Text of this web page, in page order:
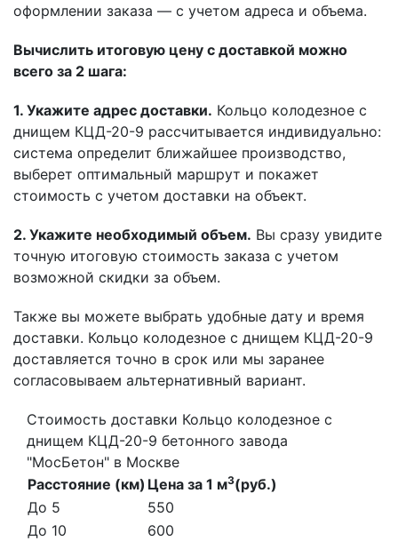
оформлении заказа — с учетом адреса и объема.
Вычислить итоговую цену с доставкой можно
всего за 2 шага:
1. Укажите адрес доставки. Кольцо колодезное с
днищем КЦД-20-9 рассчитывается индивидуально:
система определит ближайшее производство,
выберет оптимальный маршрут и покажет
стоимость с учетом доставки на объект.
2. Укажите необходимый объем. Вы сразу увидите
точную итоговую стоимость заказа с учетом
возможной скидки за объем.
Также вы можете выбрать удобные дату и время
доставки. Кольцо колодезное с днищем КЦД-20-9
доставляется точно в срок или мы заранее
согласовываем альтернативный вариант.
Стоимость доставки Кольцо колодезное с
днищем КЦД-20-9 бетонного завода
"МосБетон" в Москве
Расстояние (км) Цена за 1 м3(руб.)
До 5
550
До 10
600